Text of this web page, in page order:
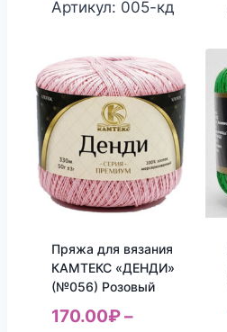
Артикул: 005-кд
Пряжа для вязания
КАМТЕКС «ДЕНДИ»
(№056) Розовый
170.00₽–